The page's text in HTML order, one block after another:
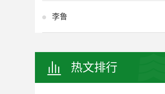
李鲁
热文排行